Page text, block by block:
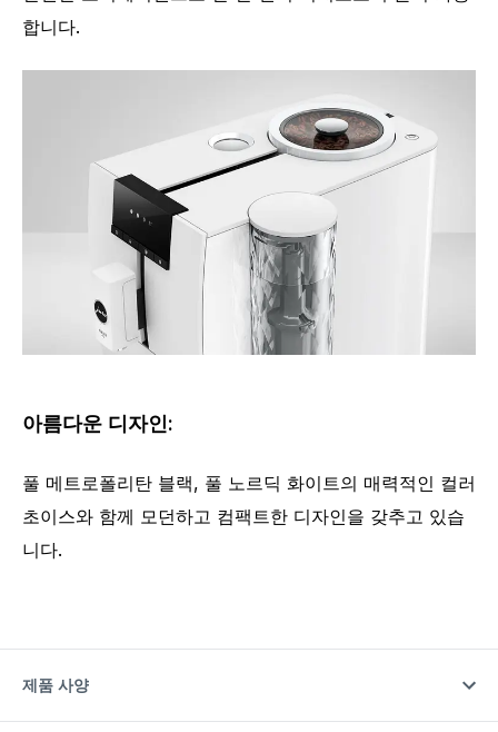
합니다.
아름다운 디자인:
풀 메트로폴리탄 블랙, 풀 노르딕 화이트의 매력적인 컬러
초이스와 함께 모던하고 컴팩트한 디자인을 갖추고 있습
니다.
제품 사양